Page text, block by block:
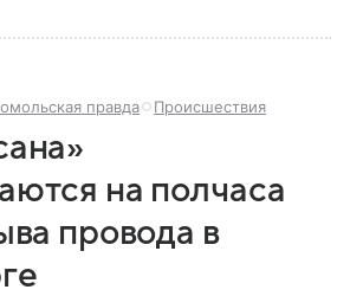
правда Происшествия
на полчаса
провода в